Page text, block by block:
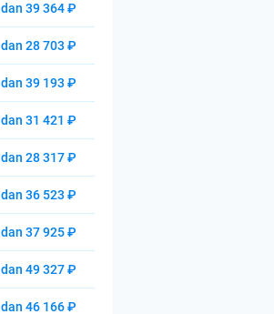
dan 39 364 ₽
dan 28 703 ₽
dan 39 193 ₽
dan 31 421 ₽
dan 28 317 ₽
dan 36 523 ₽
dan 37 925 ₽
dan 49 327 ₽
dan 46 166 ₽